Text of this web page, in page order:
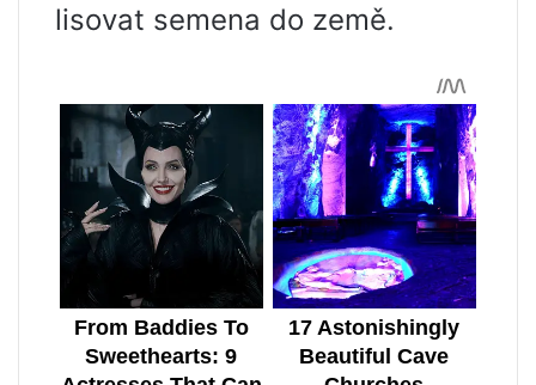
lisovat semena do země.